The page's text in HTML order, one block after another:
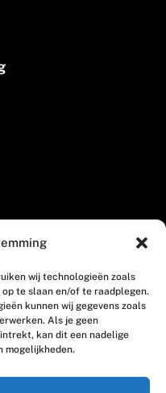
wij technologieën zoals
te slaan en/of te raadplegen.
kunnen wij gegevens zoals
Als je geen
kan dit een nadelige
mogelijkheden.